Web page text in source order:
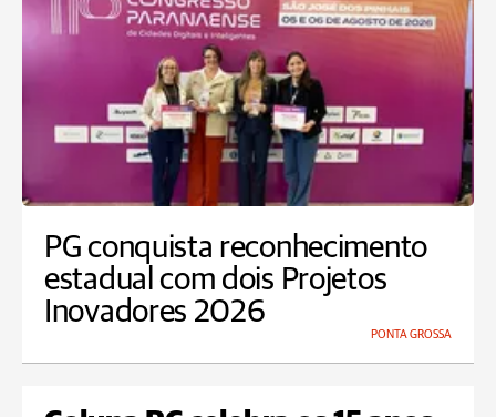
PG conquista reconhecimento
estadual com dois Projetos
Inovadores 2026
PONTA GROSSA